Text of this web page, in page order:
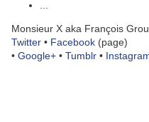
Monsieur X aka François
Twitter • Facebook (page)
• Google+ • Tumblr •